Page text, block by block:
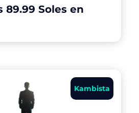
89.99 Soles en
Kambista